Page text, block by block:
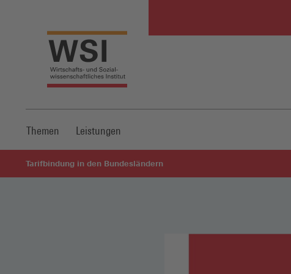
Themen Leistungen
Tarifbindung in den Bundesländern